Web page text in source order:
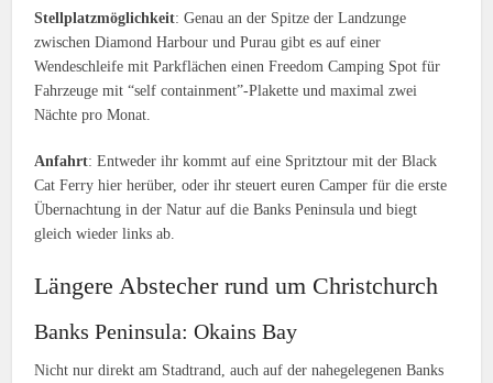
Stellplatzmöglichkeit: Genau an der Spitze der Landzunge
zwischen Diamond Harbour und Purau gibt es auf einer
Wendeschleife mit Parkflächen einen Freedom Camping Spot für
Fahrzeuge mit “self containment”-Plakette und maximal zwei
Nächte pro Monat.
Anfahrt: Entweder ihr kommt auf eine Spritztour mit der Black
Cat Ferry hier herüber, oder ihr steuert euren Camper für die erste
Übernachtung in der Natur auf die Banks Peninsula und biegt
gleich wieder links ab.
Längere Abstecher rund um Christchurch
Banks Peninsula: Okains Bay
Nicht nur direkt am Stadtrand, auch auf der nahegelegenen Banks